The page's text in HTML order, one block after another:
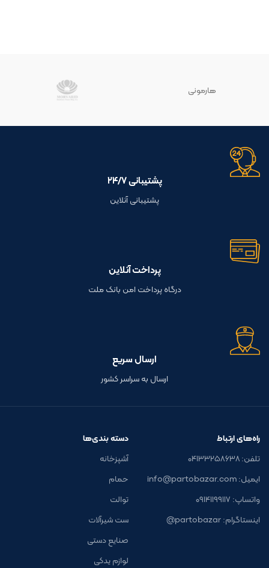
هارمونی
پشتیبانی ۲۴/۷
پشتیبانی آنلاین
پرداخت آنلاین
درگاه پرداخت امن بانک ملت
ارسال سریع
ارسال به سراسر کشور
راه‌های ارتباط
تلفن: ۰۴۱۳۳۲۵۸۶۳۸
ایمیل: info@partobazar.com
واتساپ: ۰۹۱۴۱۱۹۹۱۱۷
اینستاگرام: partobazar@
دسته بندی‌ها
آشپزخانه
حمام
توالت
ست شیرآلات
صنایع دستی
لوازم یدکی